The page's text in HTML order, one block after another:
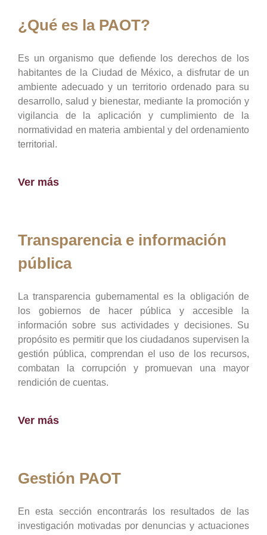
¿Qué es la PAOT?
Es un organismo que defiende los derechos de los
habitantes de la Ciudad de México, a disfrutar de un
ambiente adecuado y un territorio ordenado para su
desarrollo, salud y bienestar, mediante la promoción y
vigilancia de la aplicación y cumplimiento de la
normatividad en materia ambiental y del ordenamiento
territorial.
Ver más
Transparencia e información
pública
La transparencia gubernamental es la obligación de
los gobiernos de hacer pública y accesible la
información sobre sus actividades y decisiones. Su
propósito es permitir que los ciudadanos supervisen la
gestión pública, comprendan el uso de los recursos,
combatan la corrupción y promuevan una mayor
rendición de cuentas.
Ver más
Gestión PAOT
En esta sección encontrarás los resultados de las
investigación motivadas por denuncias y actuaciones